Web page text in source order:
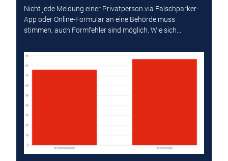
Nicht jede Meldung einer Privatperson via Falschparker-
App oder Online-Formular an eine Behörde muss
stimmen, auch Formfehler sind möglich. Wie sich...